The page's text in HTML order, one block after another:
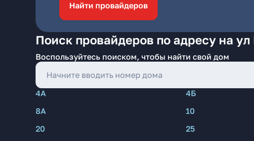
Найти провайдеров
Поиск провайдеров по адресу на
Воспользуйтесь поиском, чтобы найти свой дом
4А 4Б
8А
10
20
25